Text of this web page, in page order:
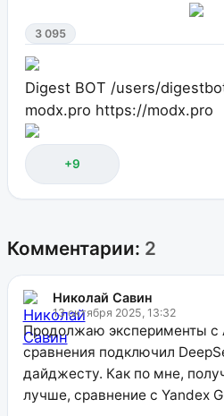
3 095
Digest BOT /users/
modx.pro https://modx.pro
+9
Комментарии: 2
Николай Савин
13 октября 2025, 13:32
Продолжаю эксперименты с
сравнения подключил
дайджесту. Как по мне,
лучше, сравнение с Yandex